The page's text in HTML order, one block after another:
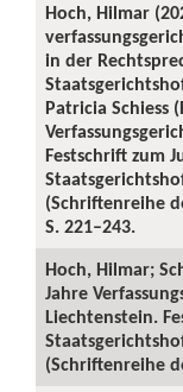
Hoch, Hilmar
in der
Patricia Schiess
Festschrift zum
(Schriftenreihe
S. 221–243.
Hoch, Hilmar;
Jahre
Liechtenstein.
(Schriftenreihe